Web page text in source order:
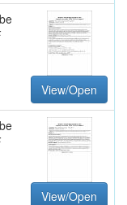
View/Open
View/Open